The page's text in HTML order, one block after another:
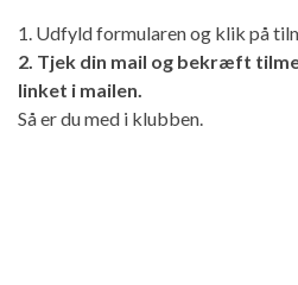
1. Udfyld formularen og klik på
2. Tjek din mail og bekræft
linket i mailen.
Så er du med i klubben.